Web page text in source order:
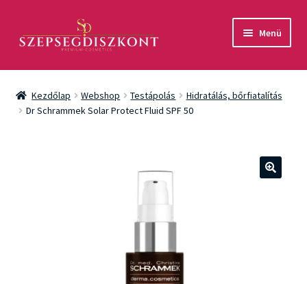
aa
Menü
Akció
Csomagok
Kezdőlap Webshop Testápolás
Hidratálás, bőrfiatalítás
Dr Schrammek Solar Protect Fluid SPF 50